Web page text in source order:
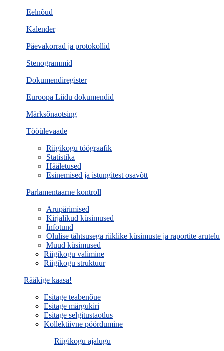
Eelnõud
Kalender
Päevakorrad ja protokollid
Stenogrammid
Dokumendiregister
Euroopa Liidu dokumendid
Märksõnaotsing
Tööülevaade
Riigikogu töögraafik
Statistika
Hääletused
Esinemised ja istungitest osavõtt
Parlamentaarne kontroll
Arupärimised
Kirjalikud küsimused
Infotund
Olulise tähtsusega riiklike küsimuste ja raportite arutelu
Muud küsimused
Riigikogu valimine
Riigikogu struktuur
Rääkige kaasa!
Esitage teabenõue
Esitage märgukiri
Esitage selgitustaotlus
Kollektiivne pöördumine
Riigikogu ajalugu